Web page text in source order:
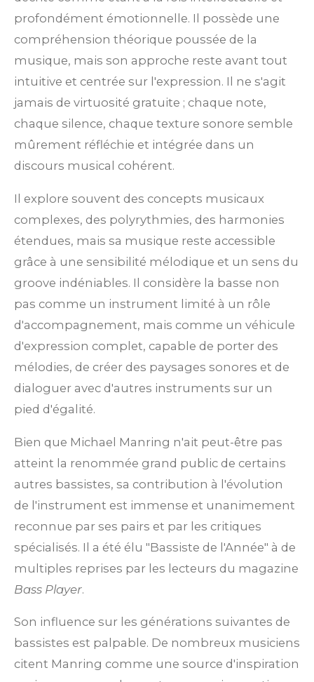
profondément émotionnelle. Il possède une
compréhension théorique poussée de la
musique, mais son approche reste avant tout
intuitive et centrée sur l'expression. Il ne s'agit
jamais de virtuosité gratuite ; chaque note,
chaque silence, chaque texture sonore semble
mûrement réfléchie et intégrée dans un
discours musical cohérent.
Il explore souvent des concepts musicaux
complexes, des polyrythmies, des harmonies
étendues, mais sa musique reste accessible
grâce à une sensibilité mélodique et un sens du
groove indéniables. Il considère la basse non
pas comme un instrument limité à un rôle
d'accompagnement, mais comme un véhicule
d'expression complet, capable de porter des
mélodies, de créer des paysages sonores et de
dialoguer avec d'autres instruments sur un
pied d'égalité.
Bien que Michael Manring n'ait peut-être pas
atteint la renommée grand public de certains
autres bassistes, sa contribution à l'évolution
de l'instrument est immense et unanimement
reconnue par ses pairs et par les critiques
spécialisés. Il a été élu "Bassiste de l'Année" à de
multiples reprises par les lecteurs du magazine
Bass Player.
Son influence sur les générations suivantes de
bassistes est palpable. De nombreux musiciens
citent Manring comme une source d'inspiration